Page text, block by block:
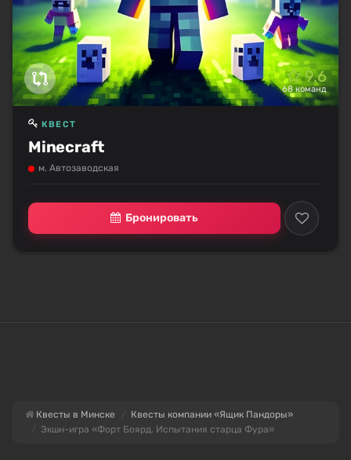
9.6
68 команд
Minecraft
КВЕСТ
м. Автозаводская
Бронировать
Квесты в Минске
Квесты компании «Ящик Пандоры»
Экшн-игра «Форт Боярд. Испытания старца Фура»